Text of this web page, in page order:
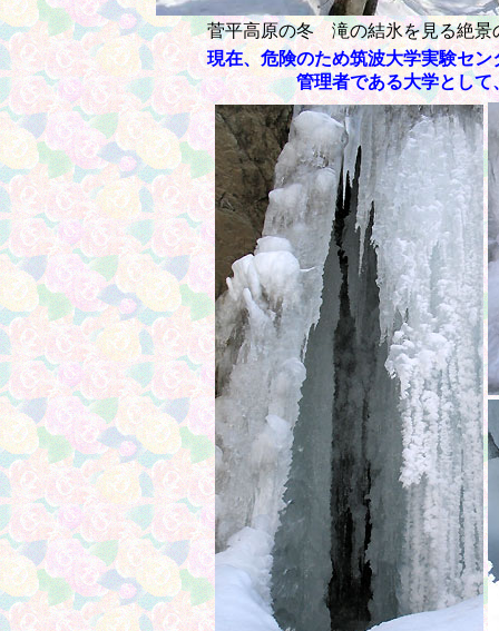
菅平高原の冬 滝の結氷を見る絶景
現在、危険のため筑波大学実験セ
管理者である大学とし